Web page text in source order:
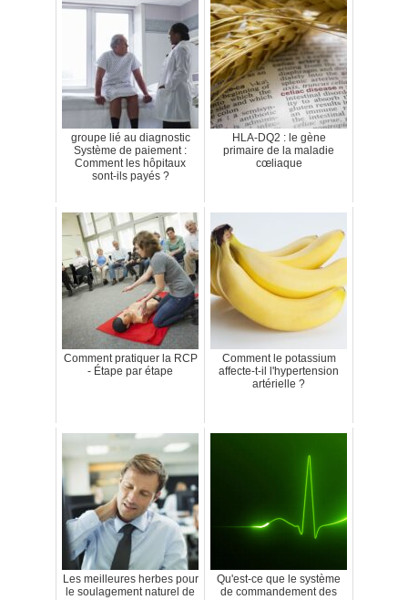
groupe lié au diagnostic
Système de paiement :
Comment les hôpitaux
sont-ils payés ?
HLA-DQ2 : le gène
primaire de la maladie
cœliaque
Comment pratiquer la RCP
- Étape par étape
Comment le potassium
affecte-t-il l'hypertension
artérielle ?
Les meilleures herbes pour
le soulagement naturel de
Qu'est-ce que le système
de commandement des